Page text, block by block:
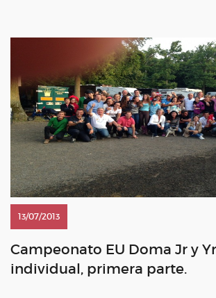
13/07/2013
Campeonato EU Doma Jr y
individual, primera parte.